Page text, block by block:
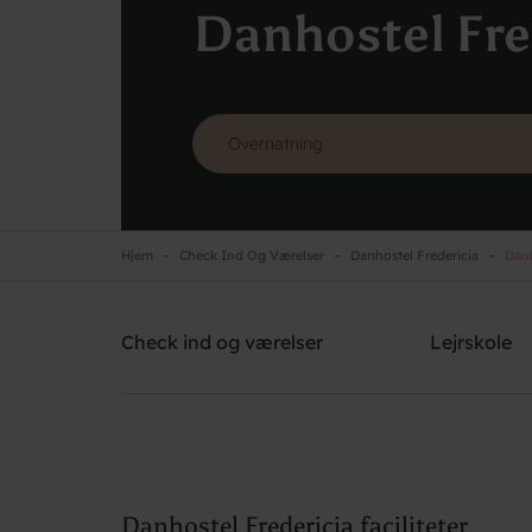
Danhostel
Danhostel Fredericia
Hjem Check Ind Og Værelser Danhostel Fredericia
Check ind og værelser Lejrskole
Danhostel Fredericia faciliteter